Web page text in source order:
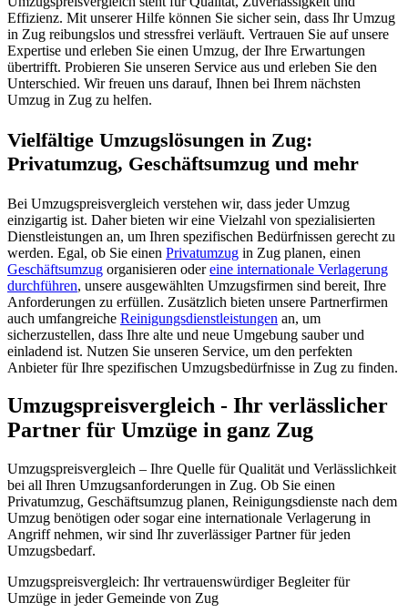
Effizienz. Mit unserer Hilfe können Sie sicher sein, dass Ihr Umzug
in Zug reibungslos und stressfrei verläuft. Vertrauen Sie auf unsere
Expertise und erleben Sie einen Umzug, der Ihre Erwartungen
übertrifft. Probieren Sie unseren Service aus und erleben Sie den
Unterschied. Wir freuen uns darauf, Ihnen bei Ihrem nächsten
Umzug in Zug zu helfen.
Vielfältige Umzugslösungen in Zug:
Privatumzug, Geschäftsumzug und mehr
Bei Umzugspreisvergleich verstehen wir, dass jeder Umzug
einzigartig ist. Daher bieten wir eine Vielzahl von spezialisierten
Dienstleistungen an, um Ihren spezifischen Bedürfnissen gerecht zu
werden. Egal, ob Sie einen Privatumzug in Zug planen, einen
Geschäftsumzug organisieren odereine internationale Verlagerung
durchführen, unsere ausgewählten Umzugsfirmen sind bereit, Ihre
Anforderungen zu erfüllen. Zusätzlich bieten unsere Partnerfirmen
auch umfangreiche Reinigungsdienstleistungen an, um
sicherzustellen, dass Ihre alte und neue Umgebung sauber und
einladend ist. Nutzen Sie unseren Service, um den perfekten
Anbieter für Ihre spezifischen Umzugsbedürfnisse in Zug zu finden.
Umzugspreisvergleich - Ihr verlässlicher
Partner für Umzüge in ganz Zug
Umzugspreisvergleich – Ihre Quelle für Qualität und Verlässlichkeit
bei all Ihren Umzugsanforderungen in Zug. Ob Sie einen
Privatumzug, Geschäftsumzug planen, Reinigungsdienste nach dem
Umzug benötigen oder sogar eine internationale Verlagerung in
Angriff nehmen, wir sind Ihr zuverlässiger Partner für jeden
Umzugsbedarf.
Umzugspreisvergleich: Ihr vertrauenswürdiger Begleiter für
Umzüge in jeder Gemeinde von Zug